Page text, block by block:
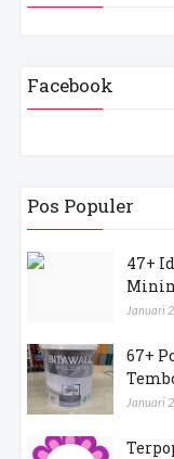
Facebook
Pos Populer
47+
Januari
67+
Januari